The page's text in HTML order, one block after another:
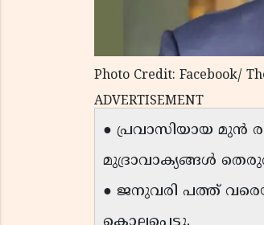
Photo Credit: Facebook/
ADVERTISEMENT
● പ്രവാസിയായ
മുദ്രാവാക്യങ്ങൾ
● ജനുവരി പത്ത്